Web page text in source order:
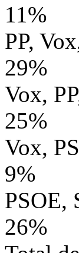
11%
PP,
29%
Vox,
25%
Vox,
9%
PSOE,
26%